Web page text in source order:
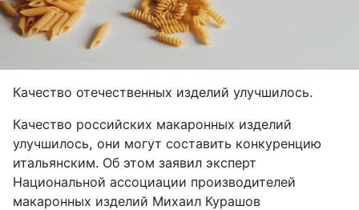
Качество отечественных изделий улучшилось.
Качество российских макаронных изделий
улучшилось, они могут составить конкуренцию
итальянским. Об этом заявил эксперт
Национальной ассоциации производителей
макаронных изделий Михаил Курашов